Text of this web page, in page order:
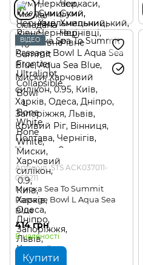
ВІДЕО
Артикул: STS ACK037011-
060211
Миска Sea To Summit
Passage Bowl L Aqua Sea
Blue
414 грн
В наявності
Купити